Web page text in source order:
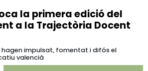
la primera edició del
a la Trajectòria Docent
impulsat, fomentat i difós el
valencià